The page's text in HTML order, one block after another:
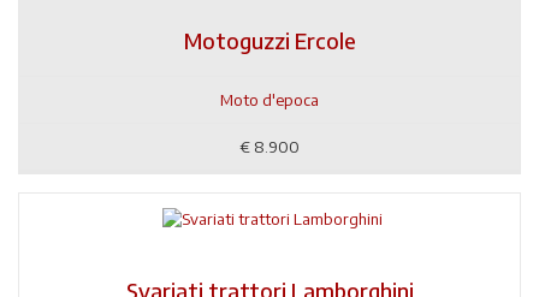
Motoguzzi Ercole
Moto d'epoca
€ 8.900
Svariati trattori Lamborghini